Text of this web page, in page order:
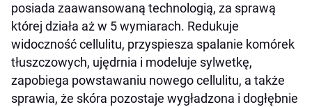
posiada zaawansowaną technologią, za sprawą
której działa aż w 5 wymiarach. Redukuje
widoczność cellulitu, przyspiesza spalanie komórek
tłuszczowych, ujędrnia i modeluje sylwetkę,
zapobiega powstawaniu nowego cellulitu, a także
sprawia, że skóra pozostaje wygładzona i dogłębnie